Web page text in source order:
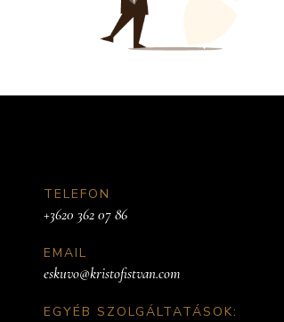
TELEFON
+3620 362 07 86
EMAIL
eskuvo@kristofistvan.com
EGYÉB SZOLGÁLTATÁSOK: